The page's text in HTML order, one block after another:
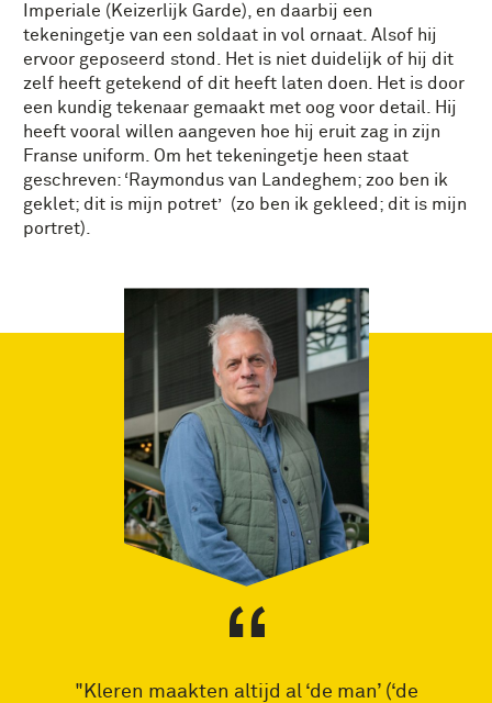
Imperiale (Keizerlijk Garde), en daarbij een
tekeningetje van een soldaat in vol ornaat. Alsof hij
ervoor geposeerd stond. Het is niet duidelijk of hij dit
zelf heeft getekend of dit heeft laten doen. Het is door
een kundig tekenaar gemaakt met oog voor detail. Hij
heeft vooral willen aangeven hoe hij eruit zag in zijn
Franse uniform. Om het tekeningetje heen staat
geschreven: ‘Raymondus van Landeghem; zoo ben ik
geklet; dit is mijn potret’ (zo ben ik gekleed; dit is mijn
portret).
"Kleren maakten altijd al ‘de man’ (‘de